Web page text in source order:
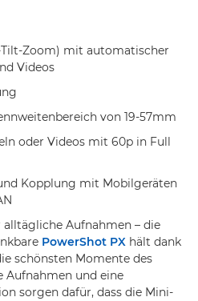
Tilt-Zoom) mit automatischer
Videos
von 19-57mm
oder Videos mit 60p in Full
Kopplung mit Mobilgeräten
Aufnahmen – die
PowerShot PX hält dank
schönsten Momente des
Aufnahmen und eine
sorgen dafür, dass die Mini-